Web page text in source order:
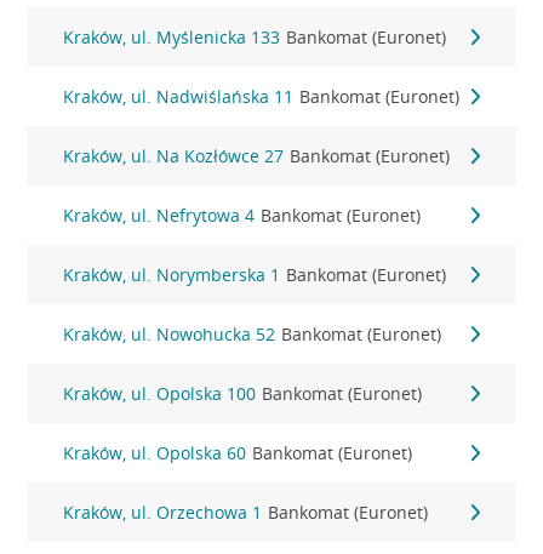
Kraków, ul. Myślenicka 133 Bankomat (Euronet)
Kraków, ul. Nadwiślańska 11 Bankomat (Euronet)
Kraków, ul. Na Kozłówce 27 Bankomat (Euronet)
Kraków, ul. Nefrytowa 4 Bankomat (Euronet)
Kraków, ul. Norymberska 1 Bankomat (Euronet)
Kraków, ul. Nowohucka 52 Bankomat (Euronet)
Kraków, ul. Opolska 100 Bankomat (Euronet)
Kraków, ul. Opolska 60 Bankomat (Euronet)
Kraków, ul. Orzechowa 1 Bankomat (Euronet)